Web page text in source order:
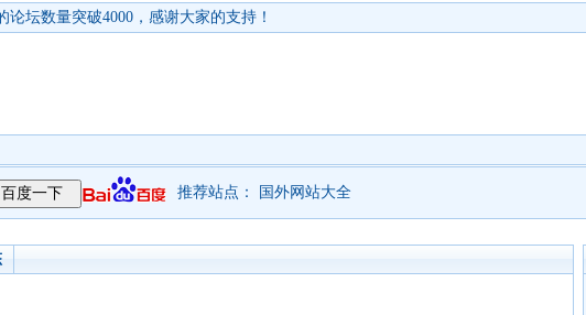
论坛数量突破4000，感谢大家的支持！
推荐站点： 国外网站大全